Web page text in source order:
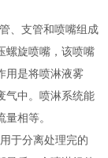
、支管和喷嘴组成
螺旋喷嘴，该喷嘴
用是将喷淋液雾
气中。喷淋系统能
相等。
于分离处理完的